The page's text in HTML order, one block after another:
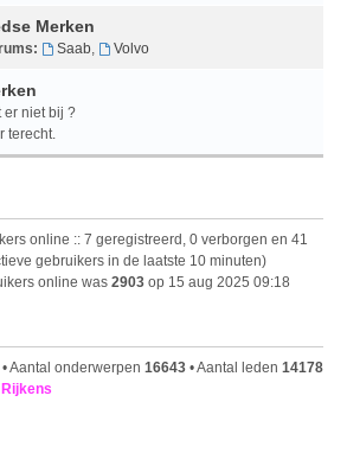
Merken
Saab, Volvo
er niet bij ?
terecht.
online :: 7 geregistreerd, 0 verborgen en 41
gebruikers in de laatste 10 minuten)
online was 2903 op 15 aug 2025 09:18
• Aantal onderwerpen 16643 • Aantal leden 14178
Rijkens